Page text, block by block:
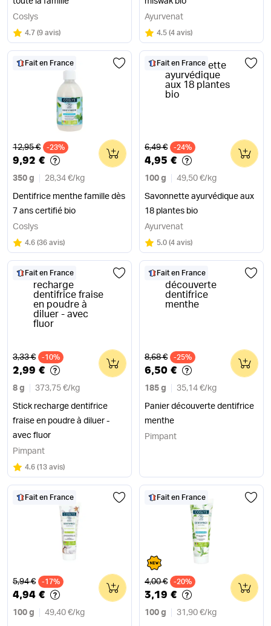
Coslys
Note
4.7 sur 5
(9 avis)
Ayurvenat
Note
4.5 sur 5
(4 avis)
Fait en France
Ancien prix
12,95 € -23%
9,92 €
350 g 28,34 €/ kg
Dentifrice menthe famille dès
7 ans certifié bio
0
Coslys
Note
4.6 sur 5
(36 avis)
Fait en France
Ancien prix
6,49 € -24%
4,95 €
100 g 49,50 €/ kg
Savonnette ayurvédique aux
18 plantes bio
0
Ayurvenat
Note
5.0 sur 5
(4 avis)
Fait en France
Ancien prix
3,33 € -10%
2,99 €
8 g 373,75 €/ kg
Stick recharge dentifrice
fraise en poudre à diluer -
avec fluor
0
Pimpant
Note
4.6 sur 5
(13 avis)
Fait en France
Ancien prix
8,68 € -25%
6,50 €
185 g 35,14 €/ kg
Panier découverte dentifrice
menthe
0
Pimpant
Fait en France
Ancien prix
5,94 € -17%
4,94 €
100 g 49,40 €/ kg
0
Fait en France
Ancien prix
4,00 € -20%
3,19 €
100 g 31,90 €/ kg
0